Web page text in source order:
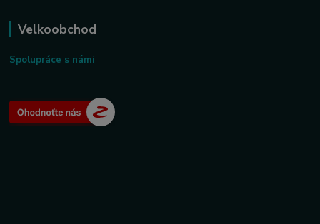
Velkoobchod
Spolupráce s námi